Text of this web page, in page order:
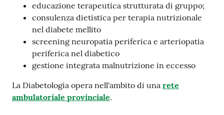
educazione terapeutica strutturata di gruppo;
consulenza dietistica per terapia nutrizionale
nel diabete mellito
screening neuropatia periferica e arteriopatia
periferica nel diabetico
gestione integrata malnutrizione in eccesso
La Diabetologia opera nell'ambito di una rete
ambulatoriale provinciale.